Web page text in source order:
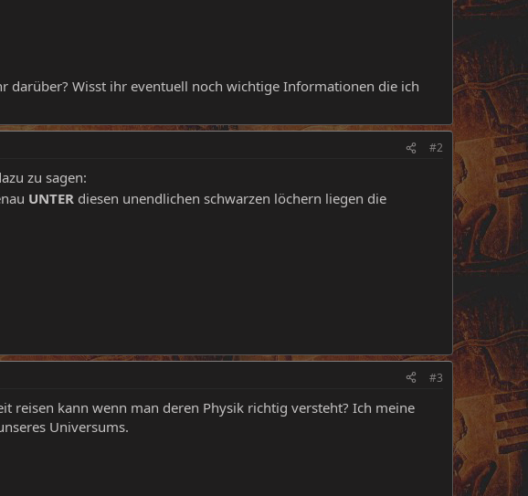
darüber? Wisst ihr eventuell noch wichtige Informationen die ich
#2
zu sagen:
UNTER diesen unendlichen schwarzen löchern liegen die
#3
reisen kann wenn man deren Physik richtig versteht? Ich meine
Universums.